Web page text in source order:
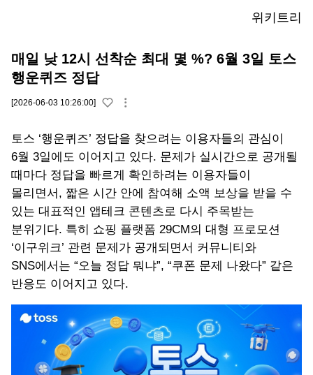
위키트리
매일 낮 12시 선착순 최대 몇 %? 6월 3일 토스
행운퀴즈 정답
[2026-06-03 10:26:00]
토스 ‘행운퀴즈’ 정답을 찾으려는 이용자들의 관심이
6월 3일에도 이어지고 있다. 문제가 실시간으로 공개될
때마다 정답을 빠르게 확인하려는 이용자들이
몰리면서, 짧은 시간 안에 참여해 소액 보상을 받을 수
있는 대표적인 앱테크 콘텐츠로 다시 주목받는
분위기다. 특히 쇼핑 플랫폼 29CM의 대형 프로모션
‘이구위크’ 관련 문제가 공개되면서 커뮤니티와
SNS에서는 “오늘 정답 뭐냐”, “쿠폰 문제 나왔다” 같은
반응도 이어지고 있다.